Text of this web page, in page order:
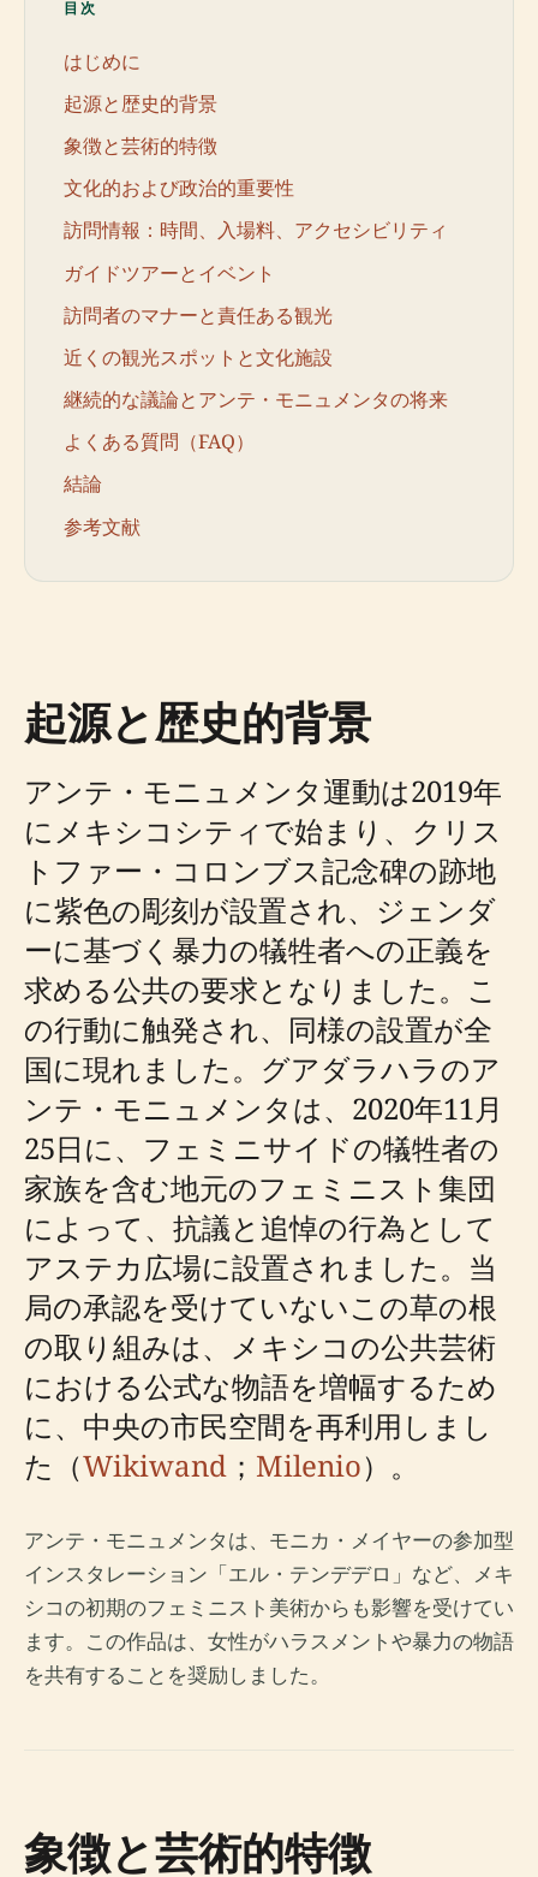
目次
はじめに
起源と歴史的背景
象徴と芸術的特徴
文化的および政治的重要性
訪問情報：時間、入場料、アクセシビリティ
ガイドツアーとイベント
訪問者のマナーと責任ある観光
近くの観光スポットと文化施設
継続的な議論とアンテ・モニュメンタの将来
よくある質問（FAQ）
結論
参考文献
起源と歴史的背景
アンテ・モニュメンタ運動は2019年
にメキシコシティで始まり、クリス
トファー・コロンブス記念碑の跡地
に紫色の彫刻が設置され、ジェンダ
ーに基づく暴力の犠牲者への正義を
求める公共の要求となりました。こ
の行動に触発され、同様の設置が全
国に現れました。グアダラハラのア
ンテ・モニュメンタは、2020年11月
25日に、フェミニサイドの犠牲者の
家族を含む地元のフェミニスト集団
によって、抗議と追悼の行為として
アステカ広場に設置されました。当
局の承認を受けていないこの草の根
の取り組みは、メキシコの公共芸術
における公式な物語を増幅するため
に、中央の市民空間を再利用しまし
た（Wikiwand ； Milenio）。
アンテ・モニュメンタは、モニカ・メイヤーの参加型
インスタレーション「エル・テンデデロ」など、メキ
シコの初期のフェミニスト美術からも影響を受けてい
ます。この作品は、女性がハラスメントや暴力の物語
を共有することを奨励しました。
象徴と芸術的特徴